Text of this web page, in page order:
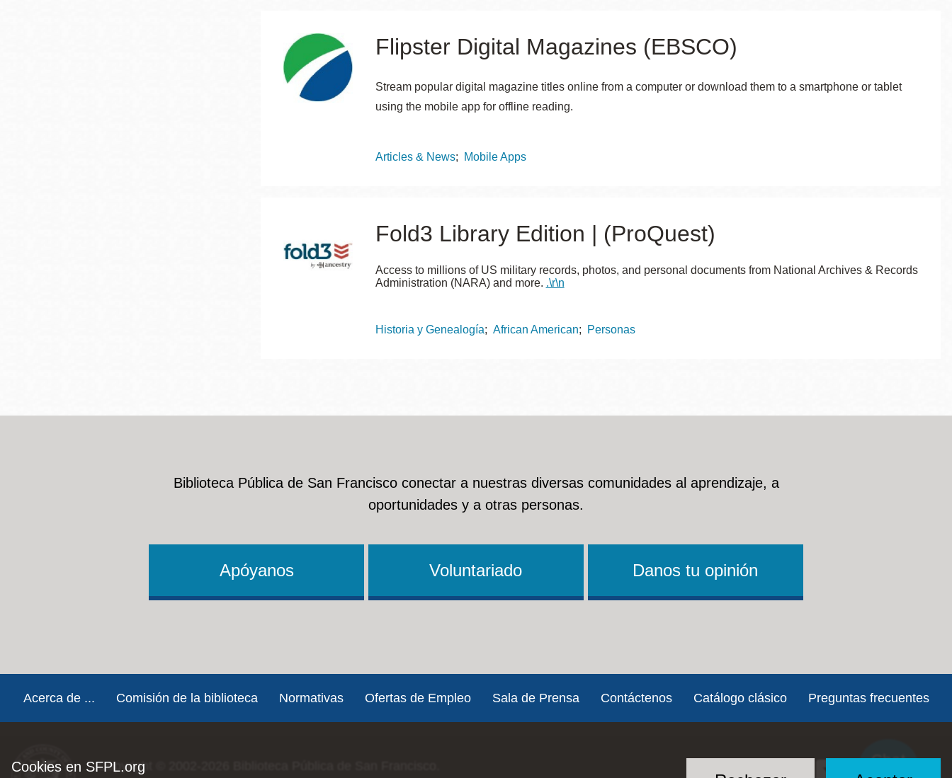
Cookies en SFPL.org Chat
with US
Flipster Digital Magazines (EBSCO)
Stream popular digital magazine titles online from a computer or download them to a smartphone or tablet
using the mobile app for offline reading.
Topics
Articles & News Mobile Apps
Fold3 Library Edition | (ProQuest)
Access to millions of US military records, photos, and personal documents from National Archives & Records
Administration (NARA) and more. .\r\n
Topics
Historia y Genealogía African American Personas
Biblioteca Pública de San Francisco conectar a nuestras diversas comunidades al aprendizaje, a
oportunidades y a otras personas.
Apóyanos Voluntariado Danos tu opinión
Footer
Acerca de ... Comisión de la biblioteca Normativas Ofertas de Empleo Sala de Prensa Contáctenos Catálogo clásico Preguntas frecuentes
Copyright © 2002-2026